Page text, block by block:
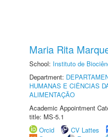
Maria Rita
School: Instituto de
Department:
HUMANAS E CIÊNCIAS
ALIMENTAÇÃO
Academic Appointment
title: MS-5.1
Orcid
CV Lattes